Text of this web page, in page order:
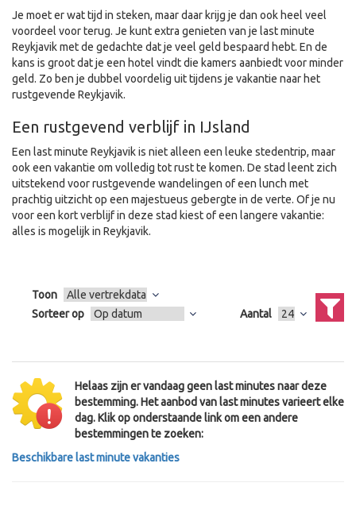
Je moet er wat tijd in steken, maar daar krijg je dan ook heel veel
voordeel voor terug. Je kunt extra genieten van je last minute
Reykjavik met de gedachte dat je veel geld bespaard hebt. En de
kans is groot dat je een hotel vindt die kamers aanbiedt voor minder
geld. Zo ben je dubbel voordelig uit tijdens je vakantie naar het
rustgevende Reykjavik.
Een rustgevend verblijf in IJsland
Een last minute Reykjavik is niet alleen een leuke stedentrip, maar
ook een vakantie om volledig tot rust te komen. De stad leent zich
uitstekend voor rustgevende wandelingen of een lunch met
prachtig uitzicht op een majestueus gebergte in de verte. Of je nu
voor een kort verblijf in deze stad kiest of een langere vakantie:
alles is mogelijk in Reykjavik.
Toon
Sorteer op
Aantal
Helaas zijn er vandaag geen last minutes naar deze
bestemming. Het aanbod van last minutes varieert elke
dag. Klik op onderstaande link om een andere
bestemmingen te zoeken:
Beschikbare last minute vakanties